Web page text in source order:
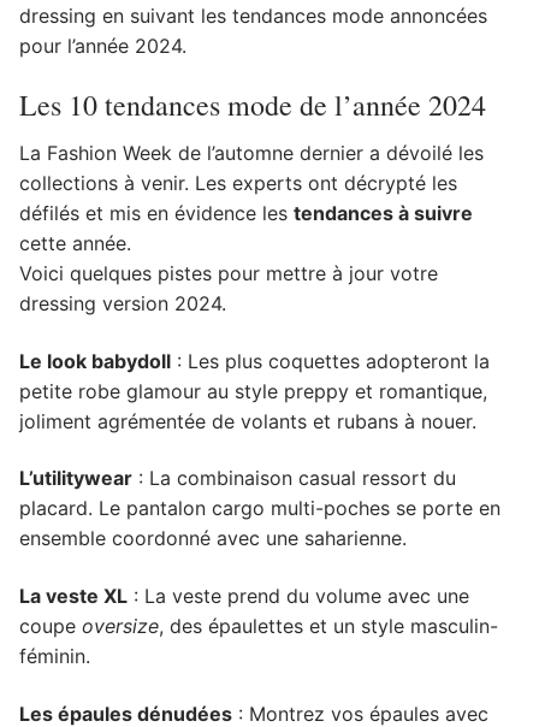
dressing en suivant les tendances mode annoncées
pour l’année 2024.
Les 10 tendances mode de l’année 2024
La Fashion Week de l’automne dernier a dévoilé les
collections à venir. Les experts ont décrypté les
défilés et mis en évidence les tendances à suivre
cette année.
Voici quelques pistes pour mettre à jour votre
dressing version 2024.
Le look babydoll : Les plus coquettes adopteront la
petite robe glamour au style preppy et romantique,
joliment agrémentée de volants et rubans à nouer.
L’utilitywear : La combinaison casual ressort du
placard. Le pantalon cargo multi-poches se porte en
ensemble coordonné avec une saharienne.
La veste XL : La veste prend du volume avec une
coupe oversize, des épaulettes et un style masculin-
féminin.
Les épaules dénudées : Montrez vos épaules avec